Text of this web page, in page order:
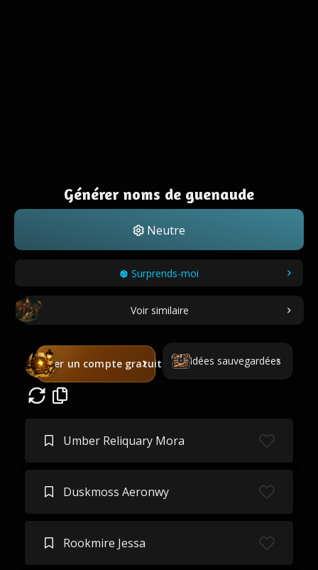
Générer noms de guenaude
Neutre
Surprends-moi
Voir similaire
Créer un compte gratuit Idées sauvegardées
Umber Reliquary Mora
Duskmoss Aeronwy
Rookmire Jessa